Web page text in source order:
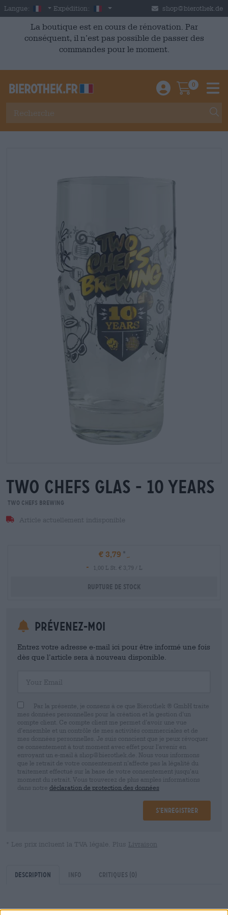
Skip to main content
Langue: French
Expédition: France shop@bierothek.de
La boutique est en cours de rénovation. Par
conséquent, il n’est pas possible de passer des
commandes pour le moment.
Einloggen /
0
two chefs glas - 10 years
Two Chefs Brewing
Article actuellement indisponible
€ 3,79
-
1,00 L St. € 3,79 / L
Rupture de stock
Prévenez-moi
Entrez votre adresse e-mail ici pour être informé une fois
dès que l’article sera à nouveau disponible.
Par la présente, je consens à ce que Bierothek ® GmbH traite
mes données personnelles pour la création et la gestion d’un
compte client. Ce compte client me permet d’avoir une vue
d’ensemble et un contrôle de mes activités commerciales et de
mes données personnelles. Je suis conscient que je peux révoquer
ce consentement à tout moment avec effet pour l’avenir en
envoyant un e-mail à shop@bierothek.de. Nous vous informons
que le retrait de votre consentement n’affecte pas la légalité du
traitement effectué sur la base de votre consentement jusqu’au
moment du retrait. Vous trouverez de plus amples informations
dans notre déclaration de protection des données
S’enregistrer
* Les prix incluent la TVA légale. Plus Livraison
Description Info Critiques (0)
En 2022, la brasserie néerlandaise Two Chefs Brewing a